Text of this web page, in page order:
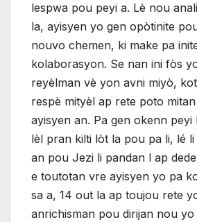
lespwa pou peyi a. Lè nou
la, ayisyen yo gen opòtinite
nouvo chemen, ki make pa
kolaborasyon. Se nan ini fòs
reyèlman vè yon avni miyò,
respè mityèl ap rete poto
ayisyen an. Pa gen okenn peyi
lèl pran kilti lòt la pou pa li, lé
an pou Jezi li pandan l ap
e toutotan vre ayisyen yo pa
sa a, 14 out la ap toujou rete
anrichisman pou dirijan nou